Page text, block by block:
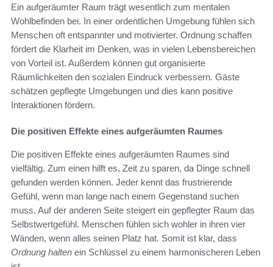
Ein aufgeräumter Raum trägt wesentlich zum mentalen
Wohlbefinden bei. In einer ordentlichen Umgebung fühlen sich
Menschen oft entspannter und motivierter. Ordnung schaffen
fördert die Klarheit im Denken, was in vielen Lebensbereichen
von Vorteil ist. Außerdem können gut organisierte
Räumlichkeiten den sozialen Eindruck verbessern. Gäste
schätzen gepflegte Umgebungen und dies kann positive
Interaktionen fördern.
Die positiven Effekte eines aufgeräumten Raumes
Die positiven Effekte eines aufgeräumten Raumes sind
vielfältig. Zum einen hilft es, Zeit zu sparen, da Dinge schnell
gefunden werden können. Jeder kennt das frustrierende
Gefühl, wenn man lange nach einem Gegenstand suchen
muss. Auf der anderen Seite steigert ein gepflegter Raum das
Selbstwertgefühl. Menschen fühlen sich wohler in ihren vier
Wänden, wenn alles seinen Platz hat. Somit ist klar, dass
Ordnung halten ein Schlüssel zu einem harmonischeren Leben